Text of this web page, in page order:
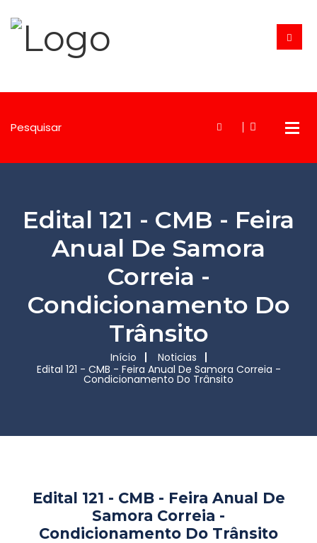
Edital 121 - CMB - Feira
Anual De Samora
Correia -
Condicionamento Do
Trânsito
Início
Noticias
Edital 121 - CMB - Feira Anual De Samora Correia -
Condicionamento Do Trânsito
Edital 121 - CMB - Feira Anual De
Samora Correia -
Condicionamento Do Trânsito